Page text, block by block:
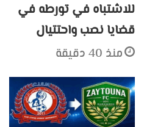
للاشتباه في تورطه في
قضايا نصب واحتتيال
منذ 40 دقيقة